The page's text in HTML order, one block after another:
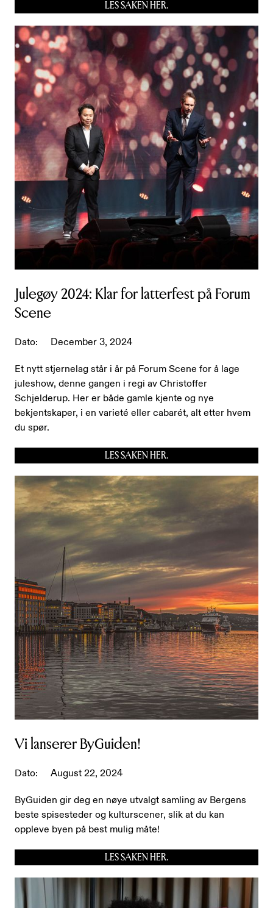
LES SAKEN HER.
Julegøy 2024: Klar for latterfest på Forum
Scene
Dato: December 3, 2024
Et nytt stjernelag står i år på Forum Scene for å lage
juleshow, denne gangen i regi av Christoffer
Schjelderup. Her er både gamle kjente og nye
bekjentskaper, i en varieté eller cabarét, alt etter hvem
du spør.
LES SAKEN HER.
Vi lanserer ByGuiden!
Dato: August 22, 2024
ByGuiden gir deg en nøye utvalgt samling av Bergens
beste spisesteder og kulturscener, slik at du kan
oppleve byen på best mulig måte!
LES SAKEN HER.